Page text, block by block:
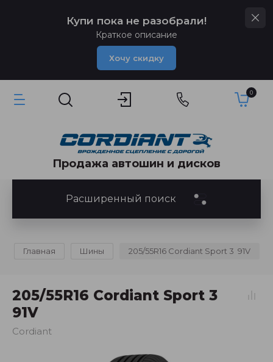
Купи пока не разобрали!
Краткое описание
Хочу скидку
0
Продажа автошин и дисков
Расширенный поиск
Главная Шины 205/55R16 Cordiant Sport 3  91V
205/55R16 Cordiant Sport 3
91V
Cordiant